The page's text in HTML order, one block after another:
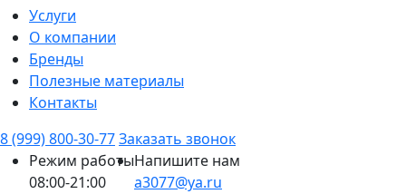
Услуги
О компании
Бренды
Полезные материалы
Контакты
8 (999) 800-30-77Заказать звонок
Режим работы
08:00-21:00
Напишите нам
a3077@ya.ru